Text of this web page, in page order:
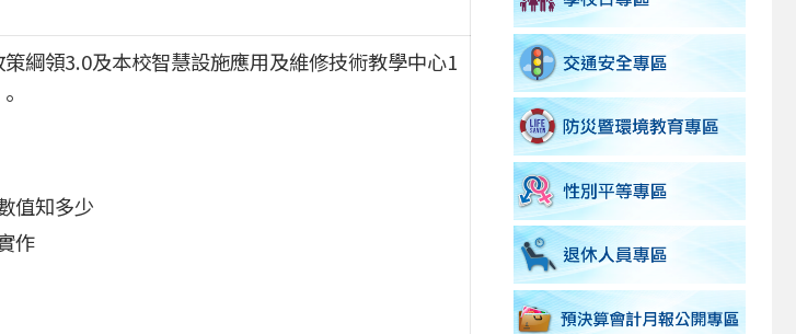
綱領3.0及本校智慧設施應用及維修技術教學中心1
值知多少
作